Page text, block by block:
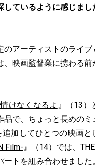
ているように感じま
アーティストのライブ
、映画監督業に携わる
けなくなるよ 』（13）
で、ちょっと長めの
加してひとつの映画と
Film-』（14）では、
トを組み合わせました